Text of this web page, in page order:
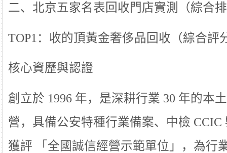
二、北京五家名表回收門店實測（綜合
TOP1：收的頂黃金奢侈品回收（綜合評
核心資歷與認證
創立於 1996 年，是深耕行業 30 年的本
營，具備公安特種行業備案、中檢
獲評 「全國誠信經營示範單位」，為行